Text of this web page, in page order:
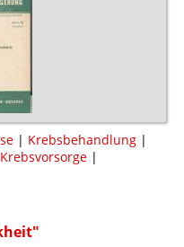
| Krebsbehandlung |
Krebsvorsorge |